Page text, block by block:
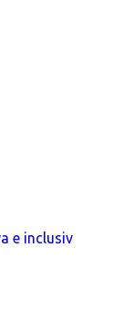
e inclusiv